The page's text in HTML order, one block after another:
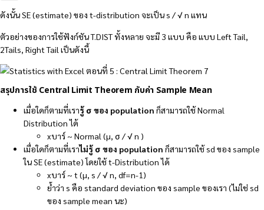
ดังนั้น SE (estimate) ของ t-distribution จะเป็น s / √ n แทน
ตัวอย่างของการใช้ฟังก์ชัน T.DIST ทั้งหลาย จะมี 3 แบบ คือ แบบ Left Tail,
2Tails, Right Tail เป็นดังนี้
สรุปการใช้ Central Limit Theorem กับค่า Sample Mean
เมื่อใดก็ตามที่เรารู้ σ ของ population ก็สามารถใช้ Normal
Distribution ได้
xบาร์ ~ Normal (µ, σ / √ n )
เมื่อใดก็ตามที่เราไม่รู้ σ ของ population ก็สามารถใช้ sd ของ sample
ใน SE (estimate) โดยใช้ t-Distribution ได้
xบาร์ ~ t (µ, s / √ n, df=n-1)
ย้ำว่า s คือ standard deviation ของ sample ของเรา (ไม่ใช่ sd
ของ sample mean นะ)